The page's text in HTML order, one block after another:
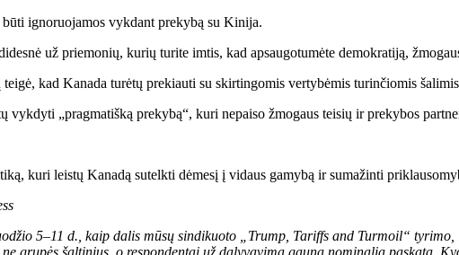
ignoruojamos vykdant prekybą su Kinija.
už priemonių, kurių turite imtis, kad apsaugotumėte demokratiją,
kad Kanada turėtų prekiauti su skirtingomis vertybėmis turinčiomis
„pragmatišką prekybą“, kuri nepaiso žmogaus teisių ir prekybos
kuri leistų Kanadą sutelkti dėmesį į vidaus gamybą ir sumažinti
5–11 d., kaip dalis mūsų sindikuoto „Trump, Tariffs and Turmoil“
grupės šaltinius, o respondentai už dalyvavimą gauna nominalią paskatą.